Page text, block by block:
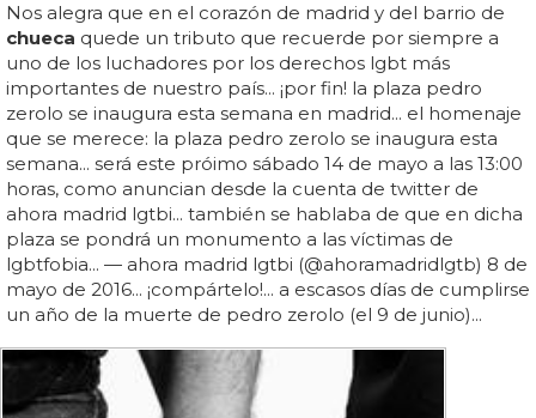
Nos alegra que en el corazón de madrid y del barrio de
chueca quede un tributo que recuerde por siempre a
uno de los luchadores por los derechos lgbt más
importantes de nuestro país... ¡por fin! la plaza pedro
zerolo se inaugura esta semana en madrid... el homenaje
que se merece: la plaza pedro zerolo se inaugura esta
semana... será este próimo sábado 14 de mayo a las 13:00
horas, como anuncian desde la cuenta de twitter de
ahora madrid lgtbi... también se hablaba de que en dicha
plaza se pondrá un monumento a las víctimas de
lgbtfobia... — ahora madrid lgtbi (@ahoramadridlgtb) 8 de
mayo de 2016... ¡compártelo!... a escasos días de cumplirse
un año de la muerte de pedro zerolo (el 9 de junio)...